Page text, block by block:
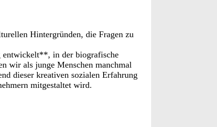
Hintergründen, die Fragen zu
entwickelt**, in der biografische
wir als junge Menschen manchmal
dieser kreativen sozialen Erfahrung
mitgestaltet wird.